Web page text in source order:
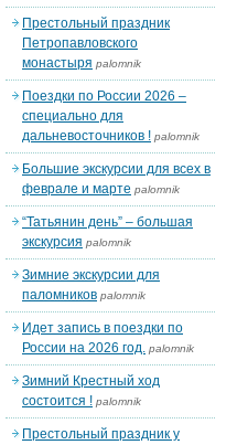
Престольный праздник
Петропавловского
монастыря palomnik
Поездки по России 2026 –
специально для
дальневосточников ! palomnik
Большие экскурсии для всех в
феврале и марте palomnik
“Татьянин день” – большая
экскурсия palomnik
Зимние экскурсии для
паломников palomnik
Идет запись в поездки по
России на 2026 год. palomnik
Зимний Крестный ход
состоится ! palomnik
Престольный праздник у